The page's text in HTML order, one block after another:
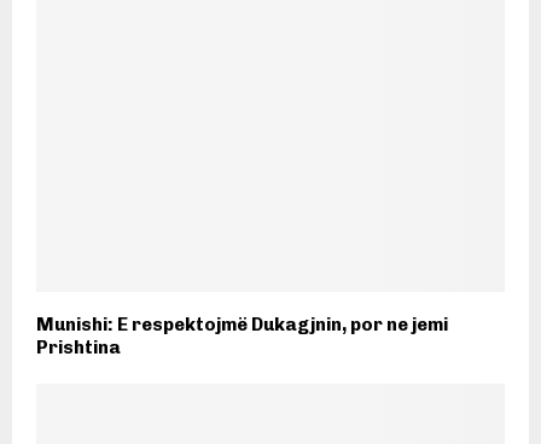
Munishi: E respektojmë Dukagjnin, por ne jemi
Prishtina